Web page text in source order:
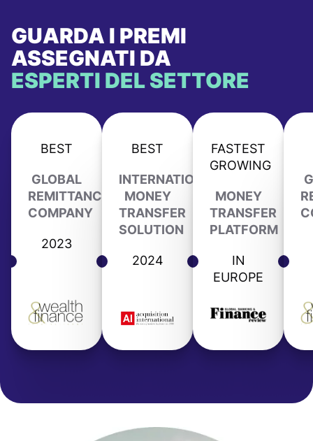
GUARDA I PREMI
ASSEGNATI DA
ESPERTI DEL SETTORE
BEST
GLOBAL
REMITTANCE
COMPANY
2023
BEST
INTERNATIONAL
MONEY
TRANSFER
SOLUTION
2024
FASTEST
GROWING
MONEY
TRANSFER
PLATFORM
IN
EUROPE